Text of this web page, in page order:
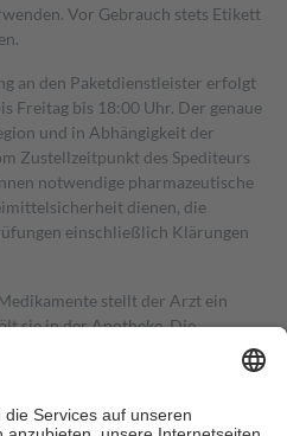
Vor Gebrauch stets Etikett
an den Paketdienstleister erfolgt
Freitag bis 18:00 Uhr. Der genaue
und in Abhängigkeit der
Zustellzeitpunkt des Spediteurs
notwendige pharmazeutische
dienen, die
einschließlich Klärungen
stellt der Arzt ein
sie in der Apotheke. Die
übernimmt in der Regel die
einen Teil davon als Zuzahlung
Zuzahlungen in Höhe von zehn